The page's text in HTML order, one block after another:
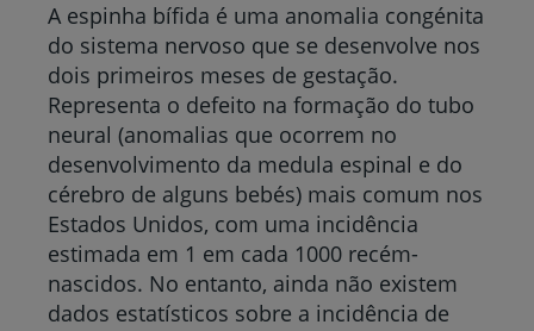
A espinha bífida é uma anomalia congénita
do sistema nervoso que se desenvolve nos
dois primeiros meses de gestação.
Representa o defeito na formação do tubo
neural (anomalias que ocorrem no
desenvolvimento da medula espinal e do
cérebro de alguns bebés) mais comum nos
Estados Unidos, com uma incidência
estimada em 1 em cada 1000 recém-
nascidos. No entanto, ainda não existem
dados estatísticos sobre a incidência de